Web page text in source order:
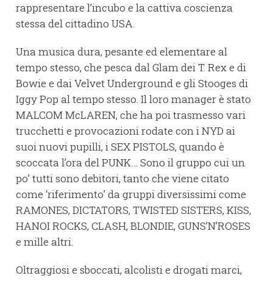
rappresentare l’incubo e la cattiva coscienza
stessa del cittadino USA.
Una musica dura, pesante ed elementare al
tempo stesso, che pesca dal Glam dei T. Rex e di
Bowie e dai Velvet Underground e gli Stooges di
Iggy Pop al tempo stesso. Il loro manager è stato
MALCOM McLAREN, che ha poi trasmesso vari
trucchetti e provocazioni rodate con i NYD ai
suoi nuovi pupilli, i SEX PISTOLS, quando è
scoccata l’ora del PUNK… Sono il gruppo cui un
po’ tutti sono debitori, tanto che viene citato
come ‘riferimento’ da gruppi diversissimi come
RAMONES, DICTATORS, TWISTED SISTERS, KISS,
HANOI ROCKS, CLASH, BLONDIE, GUNS’N’ROSES
e mille altri.
Oltraggiosi e sboccati, alcolisti e drogati marci,